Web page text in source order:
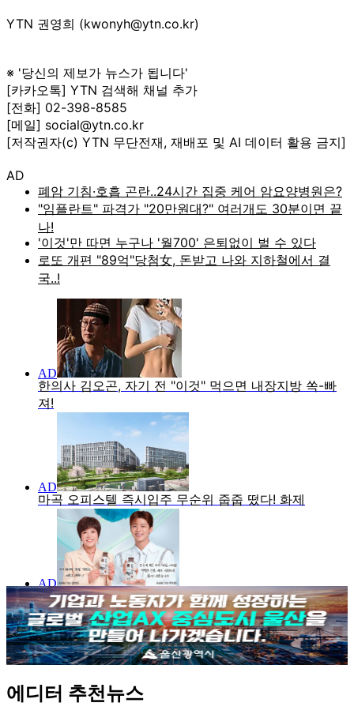
YTN 권영희 (kwonyh@ytn.co.kr)
※ '당신의 제보가 뉴스가 됩니다'
[카카오톡] YTN 검색해 채널 추가
[전화] 02-398-8585
[메일] social@ytn.co.kr
[저작권자(c) YTN 무단전재, 재배포 및 AI 데이터 활용 금지]
AD
에디터 추천뉴스